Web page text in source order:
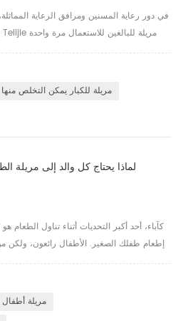
في دور رعاية المسنين ومرافق الرعاية
مصممة خصيصًا لتلبية هذه الحاجة، وهي
مما يجعلها الخيار الأمثل لدور رعاية
مريلة للكبار يمكن التخلص منها
لماذا يحتاج كل والد إلى مريلة
كآباء، أحد أكبر التحديات أثناء تناول
إطعام طفلك الصغير. الأطفال رائعون، ولكن
تناول الطعام! هذا هو المكان الذي تكون
الجيدة لا تحمي ملابس طفلك فحسب، بل
التوتر لكما. سواء كنت تتعامل مع الطعام
مريلة